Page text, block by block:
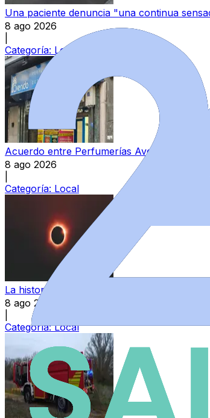
Una paciente denuncia "una continua
8 ago 2026
Categoría: Local
Acuerdo entre Perfumerías Avenida y
8 ago 2026
Categoría: Local
La historia de un salmantino que sufrió una
8 ago 2026
Categoría:Local